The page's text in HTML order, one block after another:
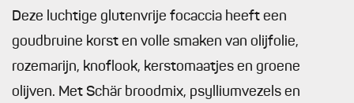
Deze luchtige glutenvrije focaccia heeft een
goudbruine korst en volle smaken van olijfolie,
rozemarijn, knoflook, kerstomaatjes en groene
olijven. Met Schär broodmix, psylliumvezels en